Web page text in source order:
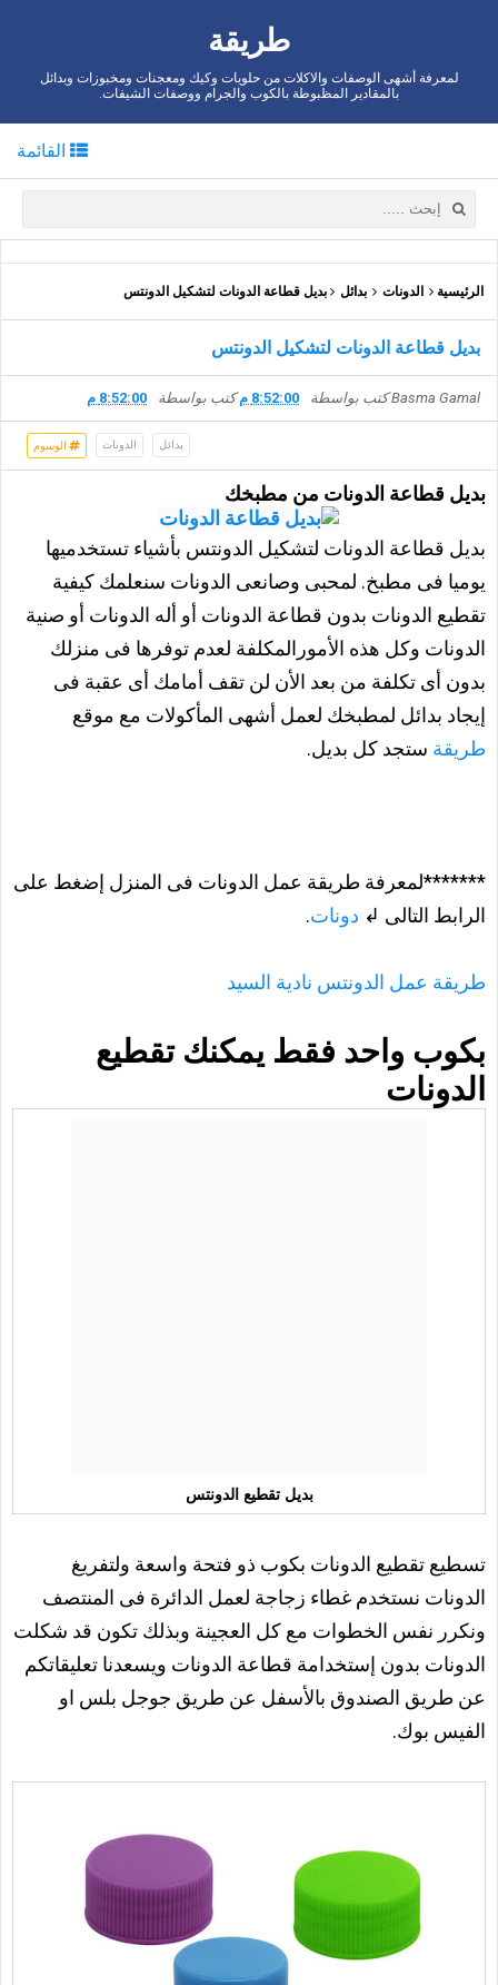
طريقة
لمعرفة أشهى الوصفات والاكلات من حلويات وكيك ومعجنات ومخبوزات وبدائل
بالمقادير المظبوطة بالكوب والجرام ووصفات الشيفات.
القائمة
الرئيسية الدونات بدائل بديل قطاعة الدونات لتشكيل الدونتس
بديل قطاعة الدونات لتشكيل الدونتس
Basma Gamal كتب بواسطة 8:52:00 م كتب بواسطة 8:52:00 م
الوسوم الدونات بدائل
بديل قطاعة الدونات من مطبخك
بديل قطاعة الدونات لتشكيل الدونتس بأشياء تستخدميها
يوميا فى مطبخ. لمحبى وصانعى الدونات سنعلمك كيفية
تقطيع الدونات بدون قطاعة الدونات أو أله الدونات أو صنية
الدونات وكل هذه الأمورالمكلفة لعدم توفرها فى منزلك
بدون أى تكلفة من بعد الأن لن تقف أمامك أى عقبة فى
إيجاد بدائل لمطبخك لعمل أشهى المأكولات مع موقع
طريقة ستجد كل بديل.
*******لمعرفة طريقة عمل الدونات فى المنزل إضغط على
الرابط التالى ↲ دونات.
طريقة عمل الدونتس نادية السيد
بكوب واحد فقط يمكنك تقطيع
الدونات
بديل تقطيع الدونتس
تسطيع تقطيع الدونات بكوب ذو فتحة واسعة ولتفريغ
الدونات نستخدم غطاء زجاجة لعمل الدائرة فى المنتصف
ونكرر نفس الخطوات مع كل العجينة وبذلك تكون قد شكلت
الدونات بدون إستخدامة قطاعة الدونات ويسعدنا تعليقاتكم
عن طريق الصندوق بالأسفل عن طريق جوجل بلس او
الفيس بوك.